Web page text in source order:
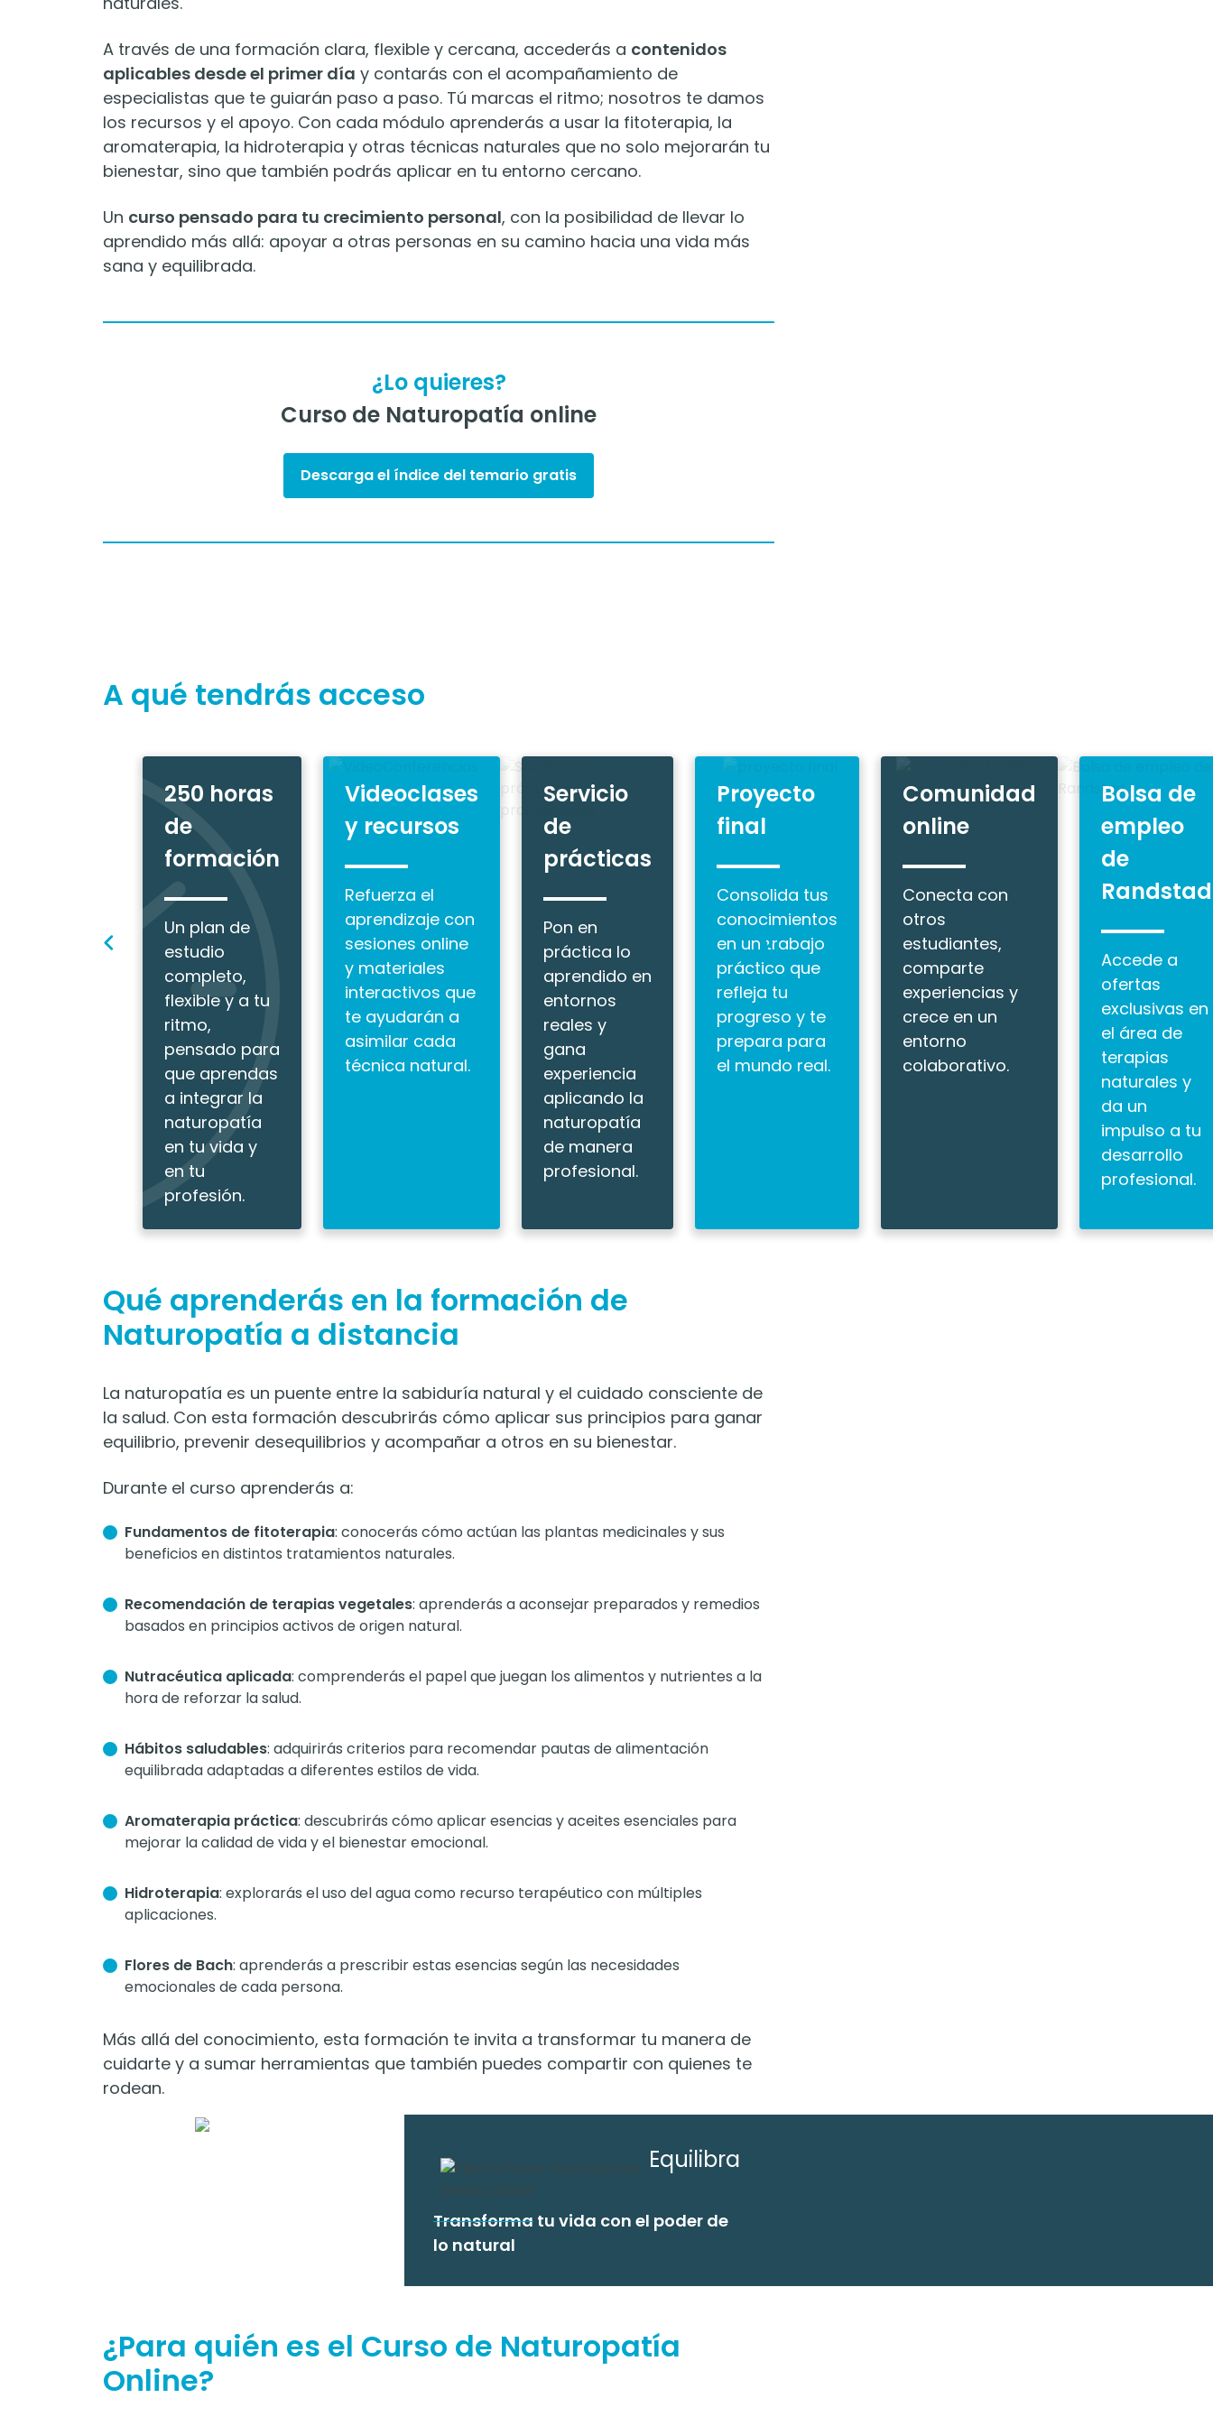
A través de una formación clara, flexible y cercana, accederás a contenidos
aplicables desde el primer día y contarás con el acompañamiento de
especialistas que te guiarán paso a paso. Tú marcas el ritmo; nosotros te damos
los recursos y el apoyo. Con cada módulo aprenderás a usar la fitoterapia, la
aromaterapia, la hidroterapia y otras técnicas naturales que no solo mejorarán tu
bienestar, sino que también podrás aplicar en tu entorno cercano.
Un curso pensado para tu crecimiento personal, con la posibilidad de llevar lo
aprendido más allá: apoyar a otras personas en su camino hacia una vida más
sana y equilibrada.
¿Lo quieres?
Curso de Naturopatía online
Descarga el índice del temario gratis
A qué tendrás acceso
250 horas
de
formación
Un plan de
estudio
completo,
flexible y a tu
ritmo,
pensado para
que aprendas
a integrar la
naturopatía
en tu vida y
en tu
profesión.
Videoclases
y recursos
Refuerza el
aprendizaje con
sesiones online
y materiales
interactivos que
te ayudarán a
asimilar cada
técnica natural.
Servicio
de
prácticas
Pon en
práctica lo
aprendido en
entornos
reales y
gana
experiencia
aplicando la
naturopatía
de manera
profesional.
Proyecto
final
Consolida tus
conocimientos
en un trabajo
práctico que
refleja tu
progreso y te
prepara para
el mundo real.
Comunidad
online
Conecta con
otros
estudiantes,
comparte
experiencias y
crece en un
entorno
colaborativo.
Bolsa de
empleo
de
Randstad
Accede a
ofertas
exclusivas en
el área de
terapias
naturales y
da un
impulso a tu
desarrollo
profesional.
Qué aprenderás en la formación de
Naturopatía a distancia
La naturopatía es un puente entre la sabiduría natural y el cuidado consciente de
la salud. Con esta formación descubrirás cómo aplicar sus principios para ganar
equilibrio, prevenir desequilibrios y acompañar a otros en su bienestar.
Durante el curso aprenderás a:
Fundamentos de fitoterapia: conocerás cómo actúan las plantas medicinales y sus
beneficios en distintos tratamientos naturales.
Recomendación de terapias vegetales: aprenderás a aconsejar preparados y remedios
basados en principios activos de origen natural.
Nutracéutica aplicada: comprenderás el papel que juegan los alimentos y nutrientes a la
hora de reforzar la salud.
Hábitos saludables: adquirirás criterios para recomendar pautas de alimentación
equilibrada adaptadas a diferentes estilos de vida.
Aromaterapia práctica: descubrirás cómo aplicar esencias y aceites esenciales para
mejorar la calidad de vida y el bienestar emocional.
Hidroterapia: explorarás el uso del agua como recurso terapéutico con múltiples
aplicaciones.
Flores de Bach: aprenderás a prescribir estas esencias según las necesidades
emocionales de cada persona.
Más allá del conocimiento, esta formación te invita a transformar tu manera de
cuidarte y a sumar herramientas que también puedes compartir con quienes te
rodean.
Equilibra
Transforma tu vida con el poder de
lo natural
¿Para quién es el Curso de Naturopatía
Online?